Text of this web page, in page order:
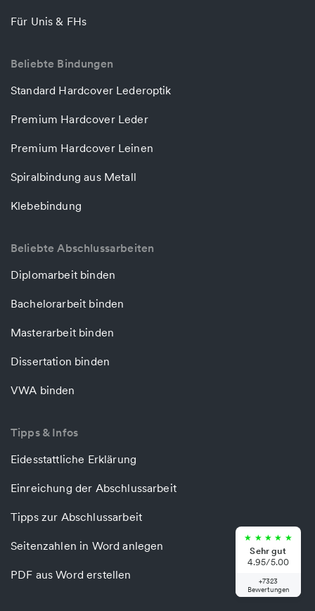
Für Unis & FHs
Beliebte Bindungen
Standard Hardcover Lederoptik
Premium Hardcover Leder
Premium Hardcover Leinen
Spiralbindung aus Metall
Klebebindung
Beliebte Abschlussarbeiten
Diplomarbeit binden
Bachelorarbeit binden
Masterarbeit binden
Dissertation binden
VWA binden
Tipps & Infos
Eidesstattliche Erklärung
Einreichung der Abschlussarbeit
Tipps zur Abschlussarbeit
Seitenzahlen in Word anlegen
PDF aus Word erstellen
★
★
★
★
★
Sehr gut
4.95/5.00
+7323
Bewertungen